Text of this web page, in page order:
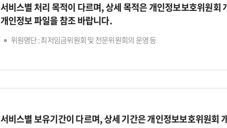
서비스별 처리 목적이 다르며, 상세 목적은 개인정보보호위원회
개인정보 파일을 참조 바랍니다.
위원명단 : 최저임금위원회 및 전문위원회의 운영 등
서비스별 보유기간이 다르며, 상세 기간은 개인정보보호위원회